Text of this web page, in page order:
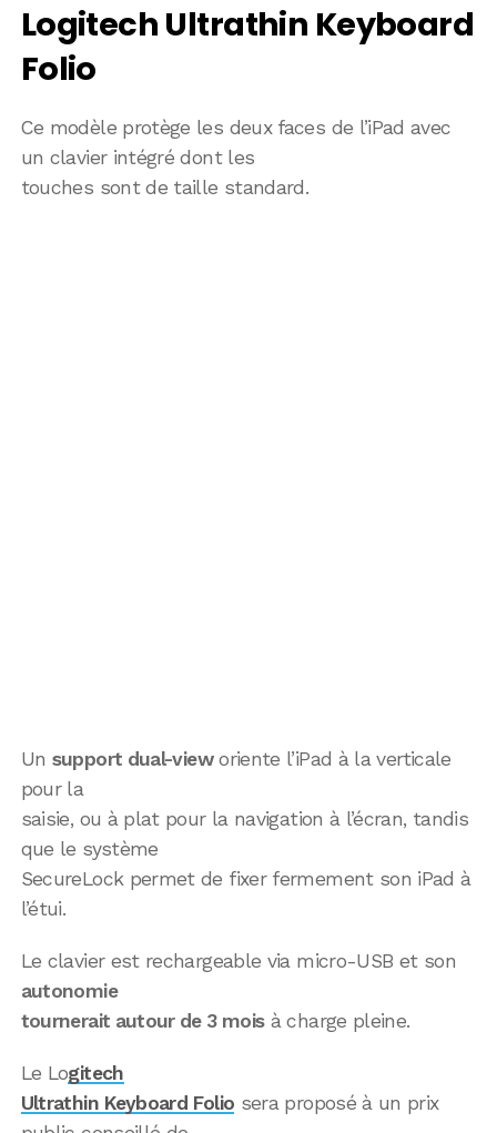
Logitech Ultrathin Keyboard
Folio
Ce modèle protège les deux faces de l’iPad avec
un clavier intégré dont les
touches sont de taille standard.
Un support dual-vieworiente l’iPad à la verticale
pour la
saisie, ou à plat pour la navigation à l’écran, tandis
que le système
SecureLock permet de fixer fermement son iPad à
l’étui.
Le clavier est rechargeable via micro-USB et son
autonomie
tournerait autour de 3 moisà charge pleine.
Le Logitech
Ultrathin Keyboard Folio sera proposé à un prix